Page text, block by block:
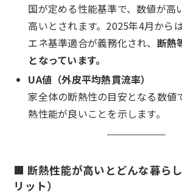
国が定める性能基準で、数値が高
高いとされます。2025年4月から
エネ基準適合が義務化され、 断熱
となっています。
UA値（外皮平均熱貫流率）
家全体の断熱性の目安となる数値
熱性能が良いことを示します。
■ 断熱性能が高いとどんな暮ら
リット）